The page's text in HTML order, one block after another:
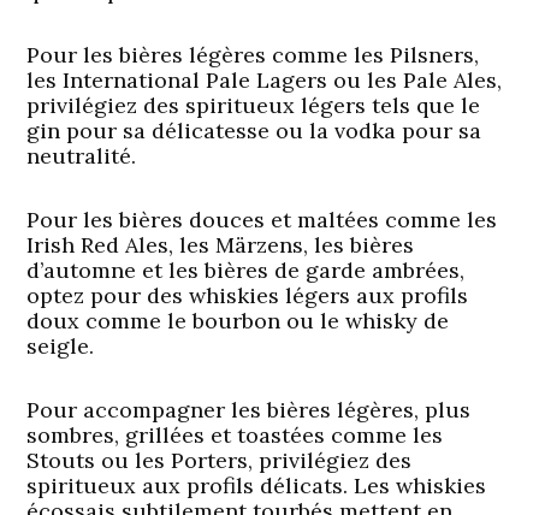
Pour les bières légères comme les Pilsners,
les International Pale Lagers ou les Pale Ales,
privilégiez des spiritueux légers tels que le
gin pour sa délicatesse ou la vodka pour sa
neutralité.
Pour les bières douces et maltées comme les
Irish Red Ales, les Märzens, les bières
d’automne et les bières de garde ambrées,
optez pour des whiskies légers aux profils
doux comme le bourbon ou le whisky de
seigle.
Pour accompagner les bières légères, plus
sombres, grillées et toastées comme les
Stouts ou les Porters, privilégiez des
spiritueux aux profils délicats. Les whiskies